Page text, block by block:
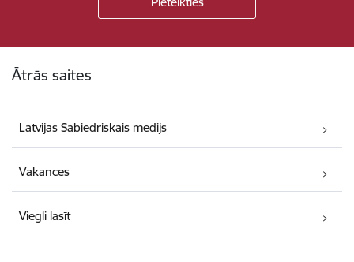
Ātrās saites
Latvijas Sabiedriskais medijs
Vakances
Viegli lasīt